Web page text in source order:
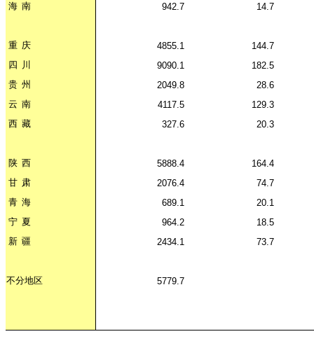
海 南 942.7 14.7
重 庆 4855.1
144.7
四 川 9090.1
182.5
贵 州 2049.8
28.6
云 南 4117.5
129.3
西 藏 327.6 20.3
陕 西 5888.4
164.4
甘 肃 2076.4
74.7
青 海 689.1
20.1
宁 夏 964.2
18.5
新 疆 2434.1 73.7
不分地区 5779.7